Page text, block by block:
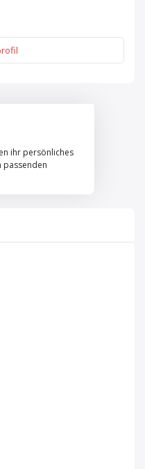
ihr persönliches
passenden